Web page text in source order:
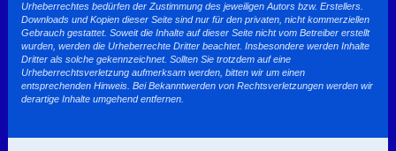
Urheberrechtes bedürfen der Zustimmung des jeweiligen Autors bzw. Erstellers.
Downloads und Kopien dieser Seite sind nur für den privaten, nicht kommerziellen
Gebrauch gestattet. Soweit die Inhalte auf dieser Seite nicht vom Betreiber erstellt
wurden, werden die Urheberrechte Dritter beachtet. Insbesondere werden Inhalte
Dritter als solche gekennzeichnet. Sollten Sie trotzdem auf eine
Urheberrechtsverletzung aufmerksam werden, bitten wir um einen
entsprechenden Hinweis. Bei Bekanntwerden von Rechtsverletzungen werden wir
derartige Inhalte umgehend entfernen.